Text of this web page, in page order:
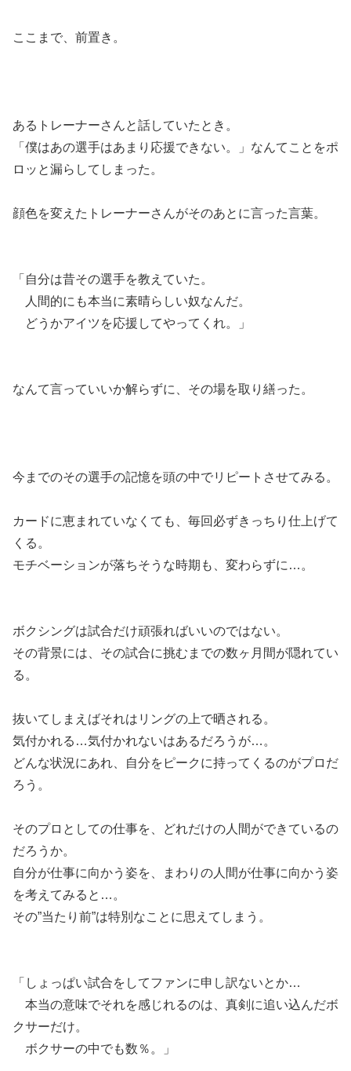
ここまで、前置き。
あるトレーナーさんと話していたとき。
「僕はあの選手はあまり応援できない。」なんてことをポ
ロッと漏らしてしまった。
顔色を変えたトレーナーさんがそのあとに言った言葉。
「自分は昔その選手を教えていた。
人間的にも本当に素晴らしい奴なんだ。
どうかアイツを応援してやってくれ。」
なんて言っていいか解らずに、その場を取り繕った。
今までのその選手の記憶を頭の中でリピートさせてみる。
カードに恵まれていなくても、毎回必ずきっちり仕上げて
くる。
モチベーションが落ちそうな時期も、変わらずに…。
ボクシングは試合だけ頑張ればいいのではない。
その背景には、その試合に挑むまでの数ヶ月間が隠れてい
る。
抜いてしまえばそれはリングの上で晒される。
気付かれる…気付かれないはあるだろうが…。
どんな状況にあれ、自分をピークに持ってくるのがプロだ
ろう。
そのプロとしての仕事を、どれだけの人間ができているの
だろうか。
自分が仕事に向かう姿を、まわりの人間が仕事に向かう姿
を考えてみると…。
その”当たり前”は特別なことに思えてしまう。
「しょっぱい試合をしてファンに申し訳ないとか…
本当の意味でそれを感じれるのは、真剣に追い込んだボ
クサーだけ。
ボクサーの中でも数％。」